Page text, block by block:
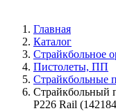
Главная
Каталог
Страйкбольное
Пистолеты, ПП
Страйкбольные
Страйкбольный
P226 Rail